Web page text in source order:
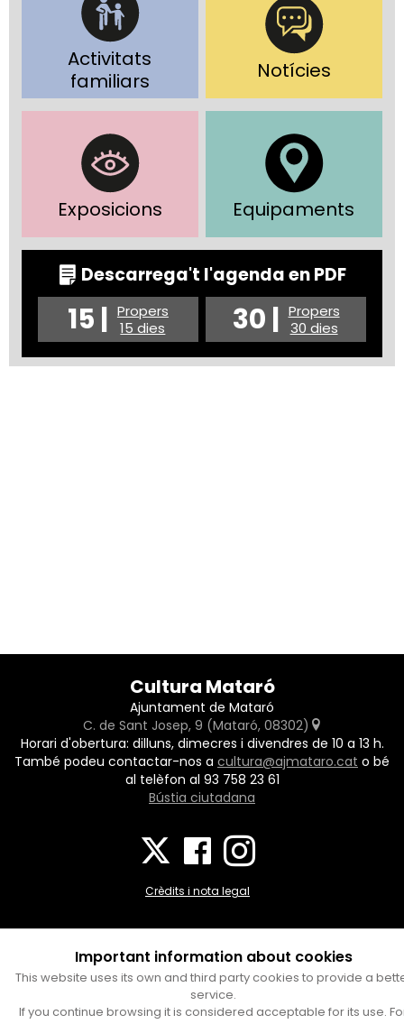
Activitats
familiars
Notícies
Exposicions Equipaments
Descarrega't l'agenda en PDF
15 | Propers
15 dies
30 | Propers
30 dies
Cultura Mataró
Ajuntament de Mataró
C. de Sant Josep, 9 (Mataró, 08302)
Horari d'obertura: dilluns, dimecres i divendres de 10 a 13 h.
També podeu contactar-nos a cultura@ajmataro.cat o bé
al telèfon al 93 758 23 61
Bústia ciutadana
Crèdits i nota legal
Important information about cookies
This website uses its own and third party cookies to provide a
service.
If you continue browsing it is considered acceptable for its use.